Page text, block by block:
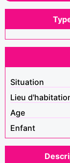
Situation
Lieu
Age
Enfant